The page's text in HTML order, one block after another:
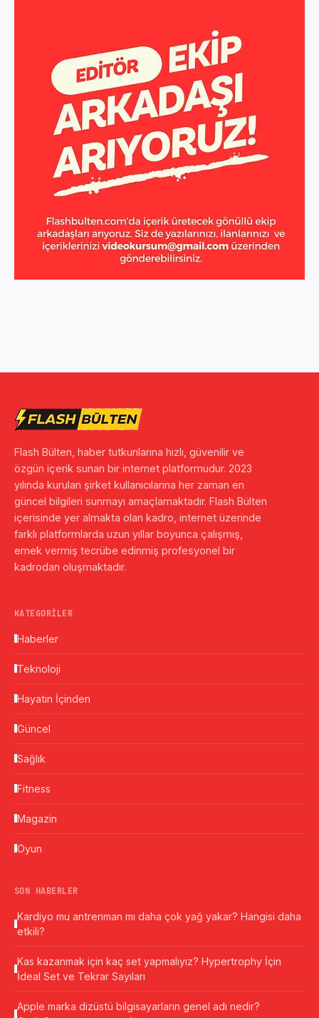
Flash Bülten, haber tutkunlarına hızlı, güvenilir ve
özgün içerik sunan bir internet platformudur. 2023
yılında kurulan şirket kullanıcılarına her zaman en
güncel bilgileri sunmayı amaçlamaktadır. Flash Bülten
içerisinde yer almakta olan kadro, internet üzerinde
farklı platformlarda uzun yıllar boyunca çalışmış,
emek vermiş tecrübe edinmiş profesyonel bir
kadrodan oluşmaktadır.
KATEGORILER
Haberler
Teknoloji
Hayatın İçinden
Güncel
Sağlık
Fitness
Magazin
Oyun
SON HABERLER
Kardiyo mu antrenman mı daha çok yağ yakar? Hangisi daha
etkili?
Kas kazanmak için kaç set yapmalıyız? Hypertrophy İçin
İdeal Set ve Tekrar Sayıları
Apple marka dizüstü bilgisayarların genel adı nedir?